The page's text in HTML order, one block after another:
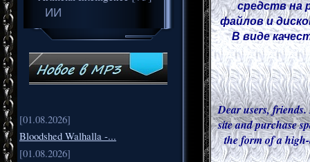
ИИ
[01.08.2026]
Bloodshed Walhalla -...
[01.08.2026]
средств на
файлов и
В виде
Dear users,
site and purchase
the form of a